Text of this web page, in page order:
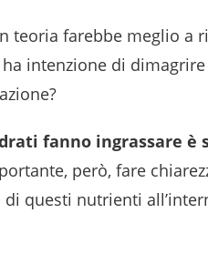
teoria farebbe meglio
intenzione di dimagrire
fanno ingrassare è
però, fare
questi nutrienti